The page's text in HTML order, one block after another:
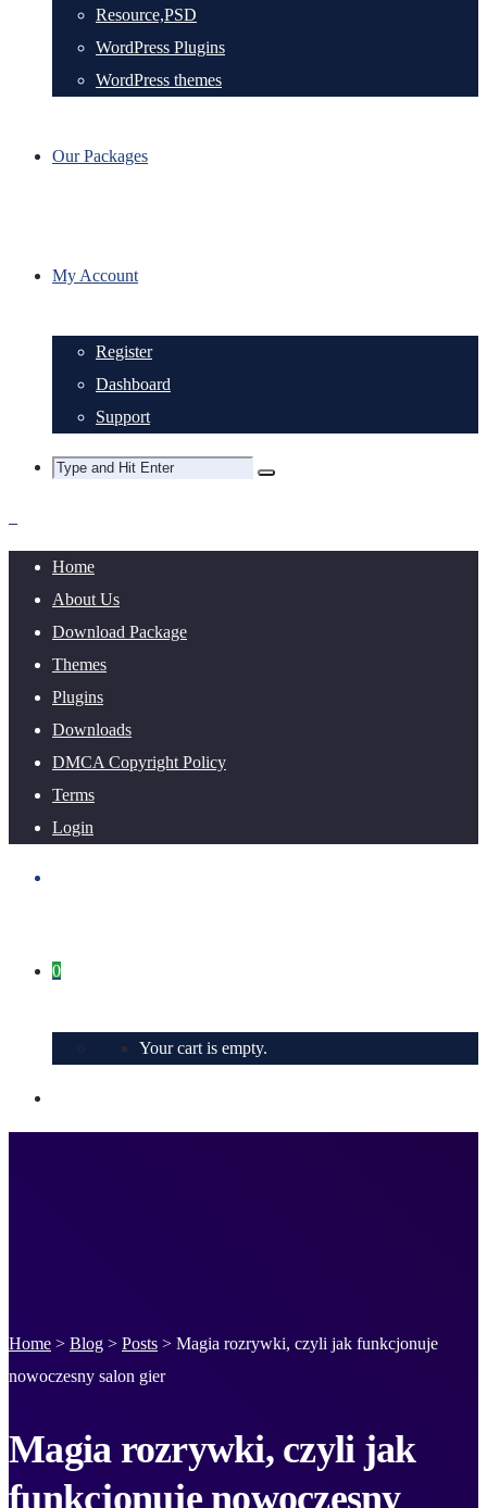
Resource,PSD
WordPress Plugins
WordPress themes
Our Packages
My Account
Register
Dashboard
Support
Home
About Us
Download Package
Themes
Plugins
Downloads
DMCA Copyright Policy
Terms
Login
0
Your cart is empty.
Home > Blog > Posts > Magia rozrywki, czyli jak funkcjonuje
nowoczesny salon gier
Magia rozrywki, czyli jak
funkcjonuje nowoczesny